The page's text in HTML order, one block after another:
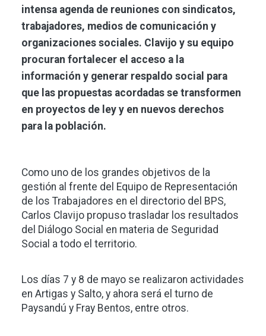
intensa agenda de reuniones con sindicatos,
trabajadores, medios de comunicación y
organizaciones sociales. Clavijo y su equipo
procuran fortalecer el acceso a la
información y generar respaldo social para
que las propuestas acordadas se transformen
en proyectos de ley y en nuevos derechos
para la población.
Como uno de los grandes objetivos de la
gestión al frente del Equipo de Representación
de los Trabajadores en el directorio del BPS,
Carlos Clavijo propuso trasladar los resultados
del Diálogo Social en materia de Seguridad
Social a todo el territorio.
Los días 7 y 8 de mayo se realizaron actividades
en Artigas y Salto, y ahora será el turno de
Paysandú y Fray Bentos, entre otros.